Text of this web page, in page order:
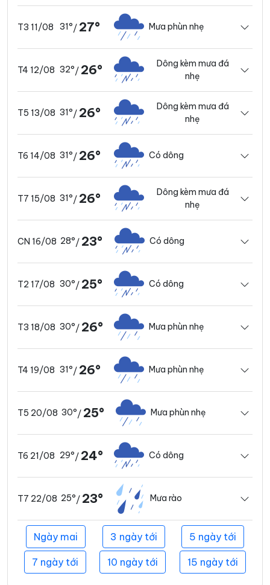
T3 11/08 31°/ 27° Mưa phùn nhẹ
T4 12/08 32°/ 26°
Dông kèm mưa đá
nhẹ
T5 13/08 31°/ 26°
Dông kèm mưa đá
nhẹ
T6 14/08 31°/ 26° Có dông
T7 15/08 31°/ 26°
Dông kèm mưa đá
nhẹ
CN 16/08 28°/ 23° Có dông
T2 17/08 30°/ 25° Có dông
T3 18/08 30°/ 26° Mưa phùn nhẹ
T4 19/08 31°/ 26° Mưa phùn nhẹ
T5 20/08 30°/ 25° Mưa phùn nhẹ
T6 21/08 29°/ 24° Có dông
T7 22/08 25°/ 23° Mưa rào
Ngày mai 3 ngày tới 5 ngày tới
7 ngày tới 10 ngày tới 15 ngày tới